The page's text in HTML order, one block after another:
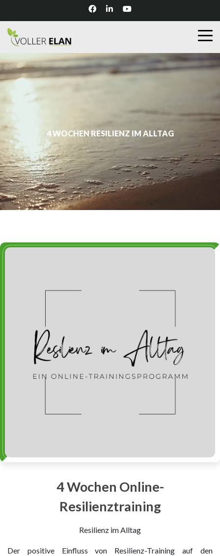
4 WOCHEN RESILIENZ IM ALLTAG
4 Wochen Online-
Resilienztraining
Resilienz im Alltag
Der positive Einfluss von Resilienz-Training auf den